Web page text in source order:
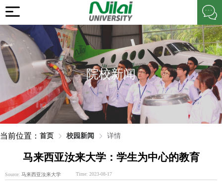
院校新闻
当前位置： 首页 校园新闻 详情
马来西亚汝来大学：学生为中心的教育
Source: 马来西亚汝来大学 Time: 2023-08-17